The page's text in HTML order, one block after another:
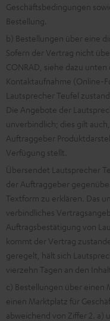
Geschäftsbedingungen
Bestellung.
b) Bestellungen über eine
Sofern der Vertrag nicht
CONRAD, siehe dazu
Kontaktaufnahme (Online-
Lautsprecher Teufel
Die Angebote der
unverbindlich; dies gilt
Auftraggeber
Verfügung stellt.
Übersendet Lautsprecher
der Auftraggeber
Textform zu erklären. Das
verbindliches
Auftragsbestätigung von
kommt der Vertrag
geregelt, hält sich
vierzehn Tagen an den
c) Bestellungen über einen
einen Marktplatz für
abweichend von Ziffer 2. a)